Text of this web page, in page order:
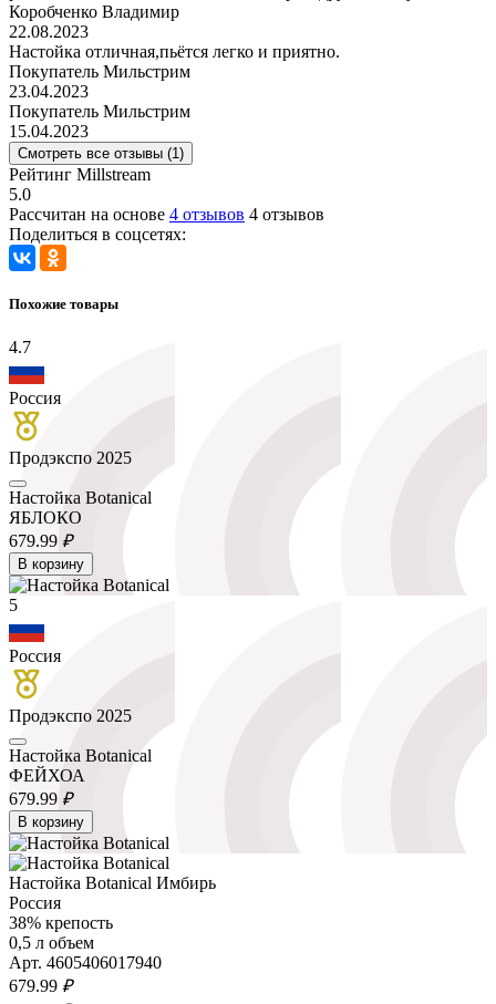
Коробченко Владимир
22.08.2023
Настойка отличная,пьётся легко и приятно.
Покупатель Мильстрим
23.04.2023
Покупатель Мильстрим
15.04.2023
Смотреть все отзывы (1)
Рейтинг Millstream
5.0
Рассчитан на основе 4 отзывов 4 отзывов
Поделиться в соцсетях:
Похожие товары
4.7
Россия
Продэкспо 2025
Настойка Botanical
ЯБЛОКО
679.99 ₽
В корзину
5
Россия
Продэкспо 2025
Настойка Botanical
ФЕЙХОА
679.99 ₽
В корзину
Настойка Botanical Имбирь
Россия
38% крепость
0,5 л объем
Арт. 4605406017940
679.99 ₽